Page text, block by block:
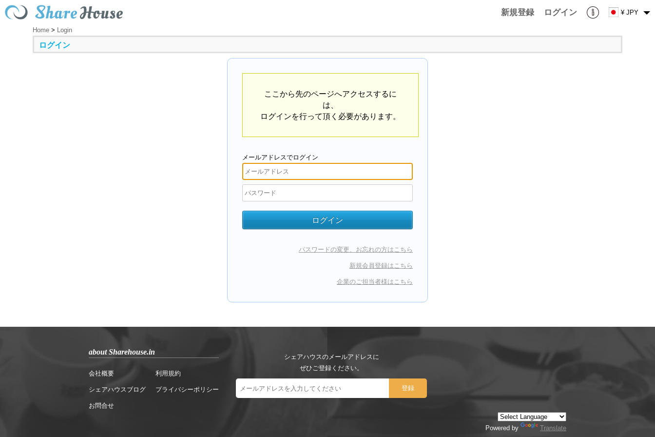
新規登録 ログイン ¥ JPY
Home > Login
ログイン
ここから先のページへアクセスするに
は、
ログインを行って頂く必要があります。
メールアドレスでログイン
パスワードの変更、お忘れの方はこちら
新規会員登録はこちら
企業のご担当者様はこちら
about Sharehouse.in
会社概要
シェアハウスブログ
お問合せ
利用規約
プライバシーポリシー
シェアハウスのメールアドレスに
ぜひご登録ください。
Powered by Translate